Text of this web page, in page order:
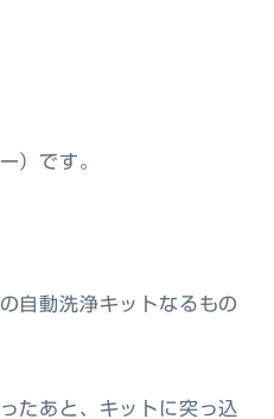
）です。
自動洗浄キットなるもの
たあと、キットに突っ込